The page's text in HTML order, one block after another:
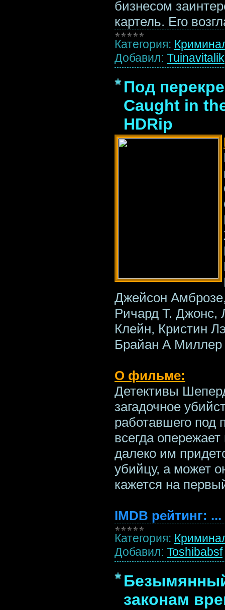
бизнесом
картель. Его
Категория:
Добавил: Tuinavitalik
Под
Caught in
HDRip
Джейсон
Ричард Т. Джонс,
Клейн, Кристин
Брайан А Миллер
О фильме:
Детективы
загадочное
работавшего под
всегда
далеко им
убийцу, а может
кажется на
IMDB рейтинг: ...
Категория:
Добавил: Toshibabsf
законам